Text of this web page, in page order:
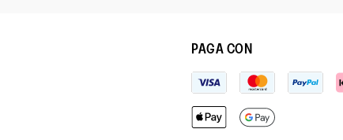
PAGA CON